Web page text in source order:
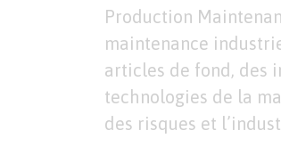
Production
maintenance
articles de fond, des
technologies de la
des risques et